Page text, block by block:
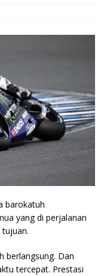
barokatuh
yang di perjalanan
berlangsung. Dan
tercepat. Prestasi